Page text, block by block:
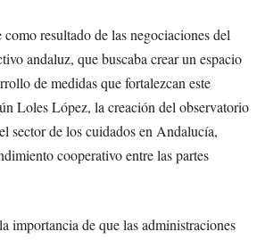
resultado de las negociaciones del
andaluz, que buscaba crear un espacio
de medidas que fortalezcan este
Loles López, la creación del observatorio
sector de los cuidados en Andalucía,
cooperativo entre las partes
importancia de que las administraciones